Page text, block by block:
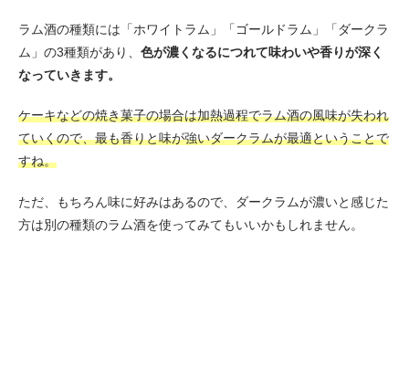
ラム酒の種類には「ホワイトラム」「ゴールドラム」「ダークラ
ム」の3種類があり、 色が濃くなるにつれて味わいや香りが深く
なっていきます。
ケーキなどの焼き菓子の場合は加熱過程でラム酒の風味が失われ
ていくので、最も香りと味が強いダークラムが最適ということで
すね。
ただ、もちろん味に好みはあるので、ダークラムが濃いと感じた
方は別の種類のラム酒を使ってみてもいいかもしれません。